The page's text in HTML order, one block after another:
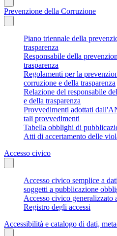
Prevenzione della Corruzione
Piano triennale della
trasparenza
Responsabile della
trasparenza
Regolamenti per la
corruzione e della trasparenza
Relazione del responsabile
e della trasparenza
Provvedimenti adottati
tali provvedimenti
Tabella obblighi di
Atti di accertamento delle
Accesso civico
Accesso civico semplice a
soggetti a pubblicazione
Accesso civico generalizzato
Registro degli accessi
Accessibilità e catalogo di dati,